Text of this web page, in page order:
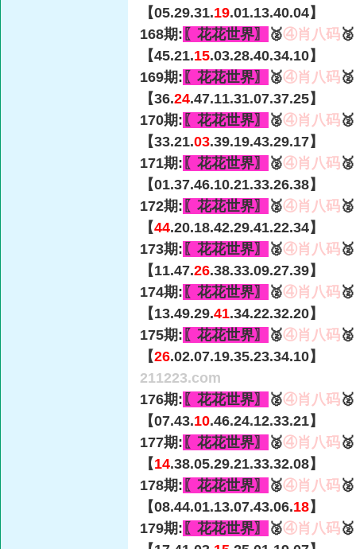
【05.29.31.19.01.13.40.04】
168期: 〖花花世界〗 🥈④肖八码
【45.21.15.03.28.40.34.10】
169期: 〖花花世界〗 🥈④肖八码
【36.24.47.11.31.07.37.25】
170期: 〖花花世界〗 🥈④肖八码
【33.21.03.39.19.43.29.17】
171期: 〖花花世界〗 🥈④肖八码
【01.37.46.10.21.33.26.38】
172期: 〖花花世界〗 🥈④肖八码
【44.20.18.42.29.41.22.34】
173期: 〖花花世界〗 🥈④肖八码
【11.47.26.38.33.09.27.39】
174期: 〖花花世界〗 🥈④肖八码
【13.49.29.41.34.22.32.20】
175期: 〖花花世界〗 🥈④肖八码
【26.02.07.19.35.23.34.10】
211223.com
176期: 〖花花世界〗 🥈④肖八码
【07.43.10.46.24.12.33.21】
177期: 〖花花世界〗 🥈④肖八码
【14.38.05.29.21.33.32.08】
178期: 〖花花世界〗 🥈④肖八码
【08.44.01.13.07.43.06.18】
179期: 〖花花世界〗 🥈④肖八码